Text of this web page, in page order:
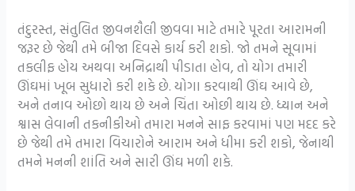
તંદુરસ્ત, સંતુલિત જીવનશૈલી જીવવા માટે તમારે પૂરતા આરામની
જરૂર છે જેથી તમે બીજા દિવસે કાર્ય કરી શકો. જો તમને સૂવામાં
તકલીફ હોય અથવા અનિદ્રાથી પીડાતા હોવ, તો યોગ તમારી
ઊંઘમાં ખૂબ સુધારો કરી શકે છે. યોગા કરવાથી ઊંઘ આવે છે,
અને તનાવ ઓછો થાય છે અને ચિંતા ઓછી થાય છે. ધ્યાન અને
શ્વાસ લેવાની તકનીકીઓ તમારા મનને સાફ કરવામાં પણ મદદ કરે
છે જેથી તમે તમારા વિચારોને આરામ અને ધીમા કરી શકો, જેનાથી
તમને મનની શાંતિ અને સારી ઊંઘ મળી શકે.